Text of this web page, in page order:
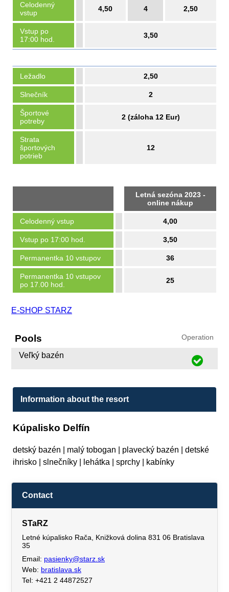
Celodenný
vstup
4,50 4 2,50
Vstup po
17:00 hod.
3,50
Ležadlo 2,50
Slnečník 2
Športové
potreby
2 (záloha 12 Eur)
Strata
športových
potrieb
12
Letná sezóna 2023 -
online nákup
Celodenný vstup 4,00
Vstup po 17:00 hod. 3,50
Permanentka 10 vstupov 36
Permanentka 10 vstupov
po 17.00 hod.
25
E-SHOP STARZ
Pools Operation
Veľký bazén
Information about the resort
Kúpalisko Delfín
detský bazén | malý tobogan | plavecký bazén | detské
ihrisko | slnečníky | lehátka | sprchy | kabínky
Contact
STaRZ
Letné kúpalisko Rača, Knižková dolina 831 06 Bratislava
35
Email: pasienky@starz.sk
Web: bratislava.sk
Tel: +421 2 44872527